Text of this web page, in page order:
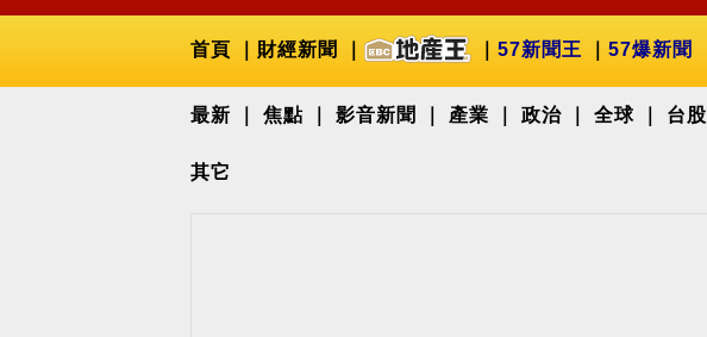
首頁 財經新聞 57新聞王 57爆新聞
最新 焦點 影音新聞 產業 政治 全球 台股
其它